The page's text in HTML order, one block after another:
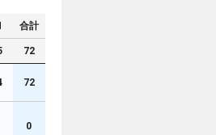
合計
72
72
0